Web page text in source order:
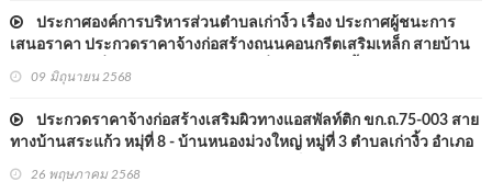
คาอิเล็กทรอน
ประกาศองค์การบริหารส่วนตำบลเก่างิ้ว เรื่อง ประกาศผู้ชนะการ
เสนอราคา ประกวดราคาจ้างก่อสร้างถนนคอนกรีตเสริมเหล็ก สายบ้าน
ชัยพัฒนา หมู่ที่ ๑๐ ไปบ้านชัยมงคล หมู่ที่ ๕ ตำบลเก่างิ้ว อำเภอพล จังหวัด
ขอนแก่น รหัสทางหลวงท้องถิ่น ขก.ถ. ๗๕-๐๐๕ ด้วยวิธีประกวดราค
09 มิถุนายน 2568
ประกวดราคาจ้างก่อสร้างเสริมผิวทางแอสพัลท์ติก ขก.ถ.75-003 สาย
ทางบ้านสระแก้ว หมุ่ที่ 8 - บ้านหนองม่วงใหญ่ หมู่ที่ 3 ตำบลเก่างิ้ว อำเภอ
26 พฤษภาคม 2568